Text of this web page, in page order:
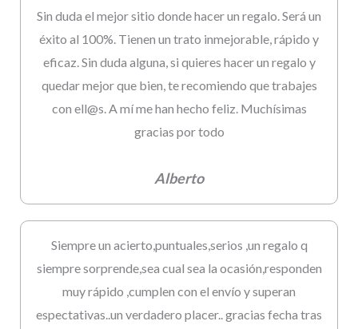
Sin duda el mejor sitio donde hacer un regalo. Será un
éxito al 100%. Tienen un trato inmejorable, rápido y
eficaz. Sin duda alguna, si quieres hacer un regalo y
quedar mejor que bien, te recomiendo que trabajes
con ell@s. A mí me han hecho feliz. Muchísimas
gracias por todo
Alberto
Siempre un acierto,puntuales,serios ,un regalo q
siempre sorprende,sea cual sea la ocasión,responden
muy rápido ,cumplen con el envío y superan
espectativas..un verdadero placer.. gracias fecha tras